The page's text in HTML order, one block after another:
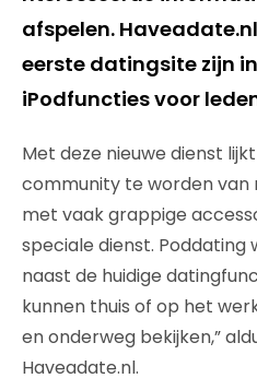
afspelen.
eerste datingsite zijn
iPodfuncties voor
Met deze nieuwe dienst
community te worden van
met vaak grappige
speciale dienst.
naast de huidige
kunnen thuis of op het
en onderweg bekijken,”
Haveadate.nl.